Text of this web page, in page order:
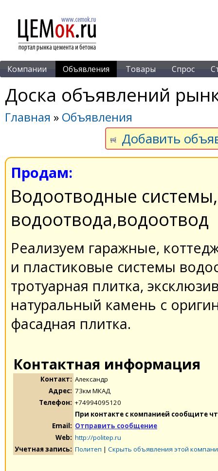
Компании Объявления Товары Спрос
Доска объявлений
Главная » Объявления
Добавить
Продам:
Водоотводные
водоотвода,водоотвод
Реализуем гаражные,
и пластиковые системы
тротуарная плитка,
натуральный камень с
фасадная плитка.
Контактная информация
Контакт: Александр
Адрес: 73км МКАД
Телефон: +74994095120
При контакте с компанией сообщите
Email: Отправить сообщение
Web: http://politep.ru
Учетная запись: Политеп | Скрыть объявления этой